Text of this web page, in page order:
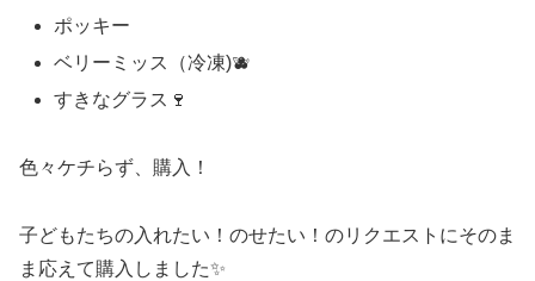
ポッキー
ベリーミッス（冷凍)🫐
すきなグラス🍷
色々ケチらず、購入！
子どもたちの入れたい！のせたい！のリクエストにそのま
ま応えて購入しました✨